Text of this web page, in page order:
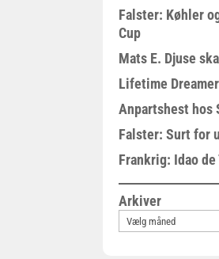
Falster: Køhler
Cup
Mats E. Djuse
Lifetime
Anpartshest hos
Falster: Surt for
Frankrig: Idao
Arkiver